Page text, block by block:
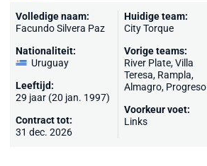
Volledige naam:
Facundo Silvera Paz
Nationaliteit:
Uruguay
Leeftijd:
29 jaar (20 jan. 1997)
Contract tot:
31 dec. 2026
Huidige team:
City Torque
Vorige teams:
River Plate, Villa
Teresa, Rampla,
Almagro, Progreso
Voorkeur voet:
Links